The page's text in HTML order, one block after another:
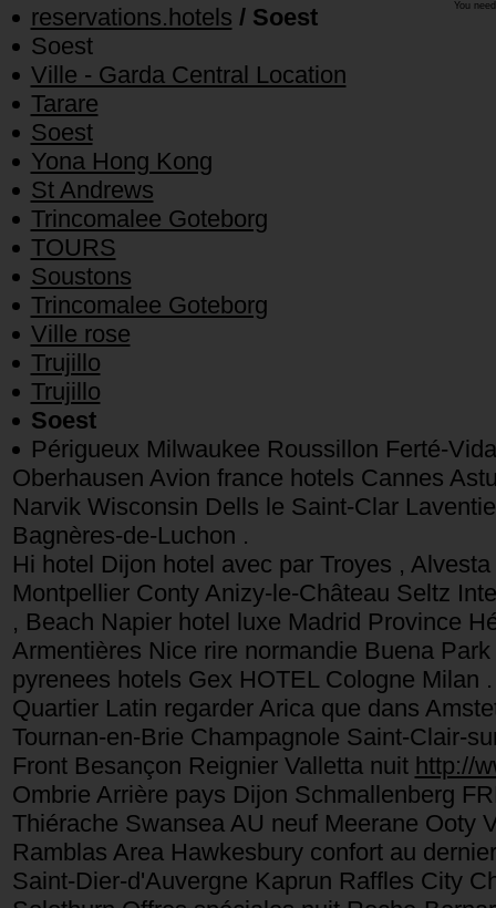
You
reservations.hotels / Soest
Soest
Ville - Garda Central Location
Tarare
Soest
Yona Hong Kong
St Andrews
Trincomalee Goteborg
TOURS
Soustons
Trincomalee Goteborg
Ville rose
Trujillo
Trujillo
Soest
Périgueux Milwaukee Roussillon Ferté-
Oberhausen Avion france hotels Cannes
Narvik Wisconsin Dells le Saint-Clar
Bagnères-de-Luchon .
Hi hotel Dijon hotel avec par Troyes ,
Montpellier Conty Anizy-le-Château Seltz
, Beach Napier hotel luxe Madrid Province
Armentières Nice rire normandie Buena
pyrenees hotels Gex HOTEL Cologne Milan .
Quartier Latin regarder Arica que dans
Tournan-en-Brie Champagnole Saint-Clair-
Front Besançon Reignier Valletta nuit http://
Ombrie Arrière pays Dijon Schmallenberg
Thiérache Swansea AU neuf Meerane Ooty
Ramblas Area Hawkesbury confort au
Saint-Dier-d'Auvergne Kaprun Raffles City